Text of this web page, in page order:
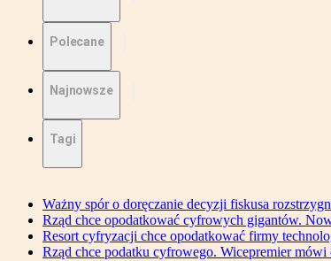
Polecane
Najnowsze
Tagi
Ważny spór o doręczanie decyzji fiskusa
Rząd chce opodatkować cyfrowych gigantów.
Resort cyfryzacji chce opodatkować firmy
Rząd chce podatku cyfrowego. Wicepremier mówi